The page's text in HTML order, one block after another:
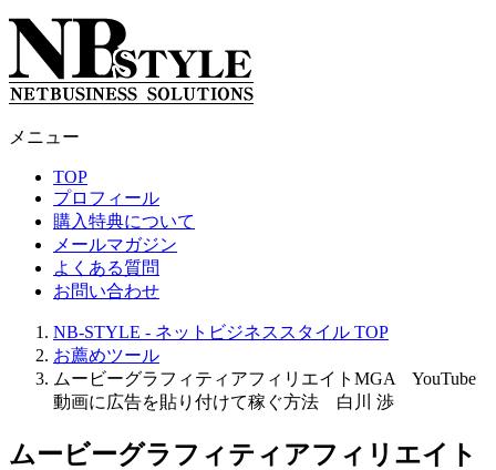
メニュー
TOP
プロフィール
購入特典について
メールマガジン
よくある質問
お問い合わせ
NB-STYLE - ネットビジネススタイル TOP
お薦めツール
ムービーグラフィティアフィリエイトMGA YouTube
動画に広告を貼り付けて稼ぐ方法 白川 渉
ムービーグラフィティアフィリエイト